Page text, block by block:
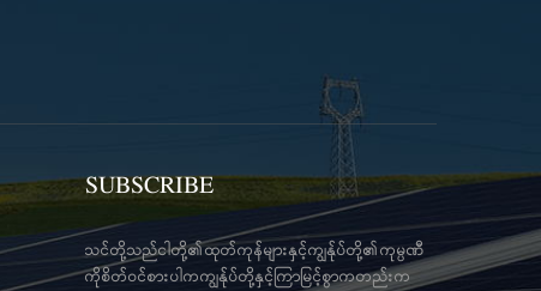
SUBSCRIBE
သင်တို့သည်ငါတို့၏ထုတ်ကုန်များနှင့်ကျွန်ုပ်တို့၏ကုမ္ပဏီ
ကိုစိတ်ဝင်စားပါကကျွန်ုပ်တို့နှင့်ကြာမြင့်စွာကတည်းက